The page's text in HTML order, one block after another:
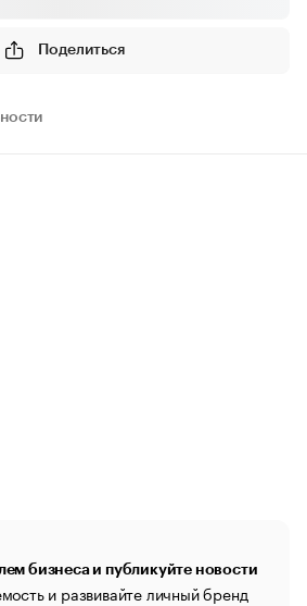
Поделиться
бизнеса и публикуйте новости
и развивайте личный бренд